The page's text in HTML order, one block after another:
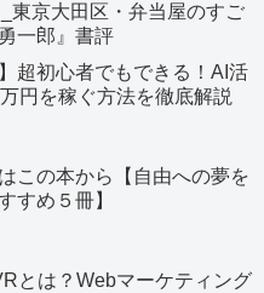
東京大田区・弁当屋のすご
一郎』書評
超初心者でもできる！AI活
円を稼ぐ方法を徹底解説
この本から【自由への夢を
すめ５冊】
とは？Webマーケティング